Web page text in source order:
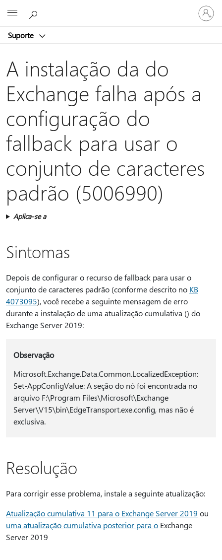
Suporte
Entre
em
sua
A instalação da do
Exchange falha após a
configuração do
fallback para usar o
conjunto de caracteres
padrão (5006990)
Aplica-se a
Sintomas
Depois de configurar o recurso de fallback para usar o
conjunto de caracteres padrão (conforme descrito no KB
4073095), você recebe a seguinte mensagem de erro
durante a instalação de uma atualização cumulativa () do
Exchange Server 2019:
Observação
Microsoft.Exchange.Data.Common.LocalizedException:
Set-AppConfigValue: A seção do nó foi encontrada no
arquivo F:\Program Files\Microsoft\Exchange
Server\V15\bin\EdgeTransport.exe.config, mas não é
exclusiva.
Resolução
Para corrigir esse problema, instale a seguinte atualização:
Atualização cumulativa 11 para o Exchange Server 2019 ou
uma atualização cumulativa posterior para o Exchange
Server 2019